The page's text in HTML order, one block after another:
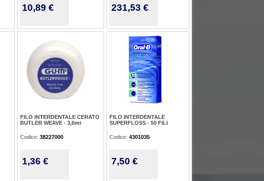
10,89 € 231,53 €
FILO INTERDENTALE CERATO
BUTLER WEAVE - 3,6mt
Codice: 38227000
1,36 €
FILO INTERDENTALE
SUPERFLOSS - 50 FILI
Codice: 4301035
7,50 €